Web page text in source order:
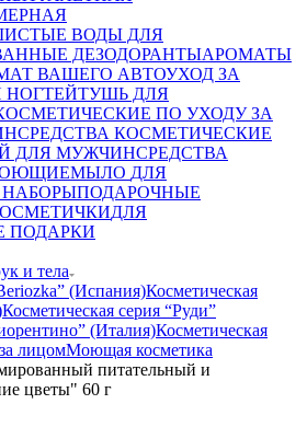
ВОДЫ ДЛЯ
ДЕЗОДОРАНТЫАРОМАТЫ
ВАШЕГО АВТОУХОД ЗА
НОГТЕЙТУШЬ ДЛЯ
ПО УХОДУ ЗА
СРЕДСТВА КОСМЕТИЧЕСКИЕ
ДЛЯ МУЖЧИНСРЕДСТВА
МЫЛО ДЛЯ
ПОДАРОЧНЫЕ
ДЛЯ
ПОДАРКИ
и тела
(Испания)Косметическая
Косметическая серия “Руди”
(Италия)Косметическая
лицомМоющая косметика
питательный и
цветы" 60 г